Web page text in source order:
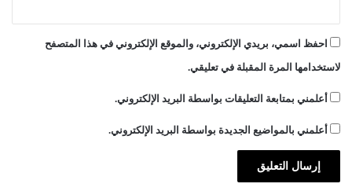
احفظ اسمي، بريدي الإلكتروني، والموقع الإلكتروني في هذا المتصفح
لاستخدامها المرة المقبلة في تعليقي.
أعلمني بمتابعة التعليقات بواسطة البريد الإلكتروني.
أعلمني بالمواضيع الجديدة بواسطة البريد الإلكتروني.